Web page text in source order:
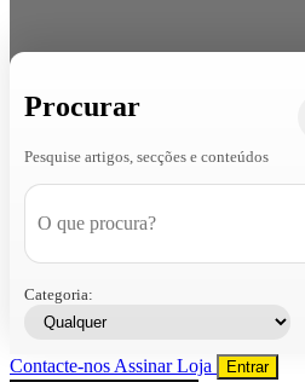
Procurar
Pesquise artigos, secções e conteúdos
Categoria:
Contacte-nos AssinarLoja Entrar